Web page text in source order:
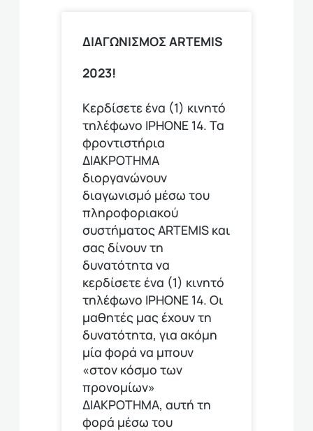
ΔΙΑΓΩΝΙΣΜΟΣ ARTEMIS
2023!
Κερδίσετε ένα (1) κινητό
τηλέφωνο ΙΡΗΟΝΕ 14. Τα
φροντιστήρια
ΔΙΑΚΡΟΤΗΜΑ
διοργανώνουν
διαγωνισμό μέσω του
πληροφοριακού
συστήματος ARTEMIS και
σας δίνουν τη
δυνατότητα να
κερδίσετε ένα (1) κινητό
τηλέφωνο ΙΡΗΟΝΕ 14. Οι
μαθητές μας έχουν τη
δυνατότητα, για ακόμη
μία φορά να μπουν
«στον κόσμο των
προνομίων»
ΔΙΑΚΡΟΤΗΜΑ, αυτή τη
φορά μέσω του